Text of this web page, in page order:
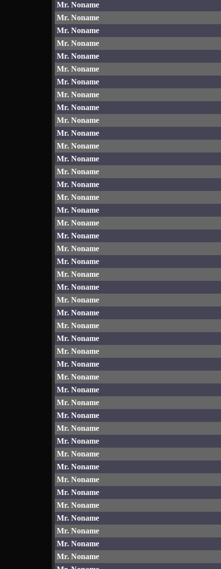
Mr. Noname
Mr. Noname
Mr. Noname
Mr. Noname
Mr. Noname
Mr. Noname
Mr. Noname
Mr. Noname
Mr. Noname
Mr. Noname
Mr. Noname
Mr. Noname
Mr. Noname
Mr. Noname
Mr. Noname
Mr. Noname
Mr. Noname
Mr. Noname
Mr. Noname
Mr. Noname
Mr. Noname
Mr. Noname
Mr. Noname
Mr. Noname
Mr. Noname
Mr. Noname
Mr. Noname
Mr. Noname
Mr. Noname
Mr. Noname
Mr. Noname
Mr. Noname
Mr. Noname
Mr. Noname
Mr. Noname
Mr. Noname
Mr. Noname
Mr. Noname
Mr. Noname
Mr. Noname
Mr. Noname
Mr. Noname
Mr. Noname
Mr. Noname